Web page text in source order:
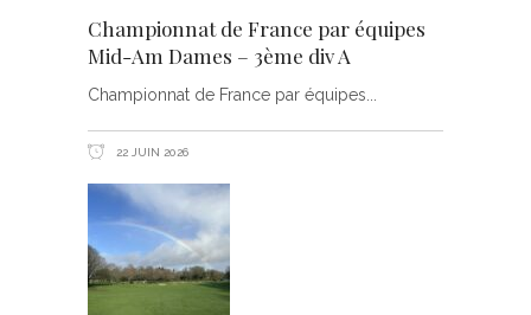
Championnat de France par équipes
Mid-Am Dames – 3ème div A
Championnat de France par équipes
22 JUIN 2026